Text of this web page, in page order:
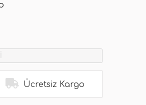
Ücretsiz Kargo